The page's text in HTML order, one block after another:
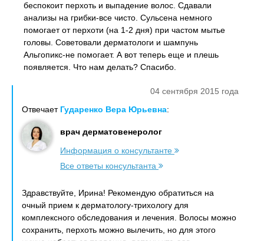
беспокоит перхоть и выпадение волос. Сдавали
анализы на грибки-все чисто. Сульсена немного
помогает от перхоти (на 1-2 дня) при частом мытье
головы. Советовали дерматологи и шампунь
Альгопикс-не помогает. А вот теперь еще и плешь
появляется. Что нам делать? Спасибо.
04 сентября 2015 года
Отвечает Гударенко Вера Юрьевна:
врач дерматовенеролог
Информация о консультанте
Все ответы консультанта
Здравствуйте, Ирина! Рекомендую обратиться на
очный прием к дерматологу-трихологу для
комплексного обследования и лечения. Волосы можно
сохранить, перхоть можно вылечить, но для этого